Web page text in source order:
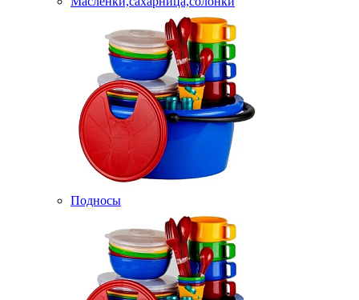
Подносы